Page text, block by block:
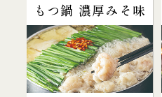
もつ鍋 濃厚みそ味